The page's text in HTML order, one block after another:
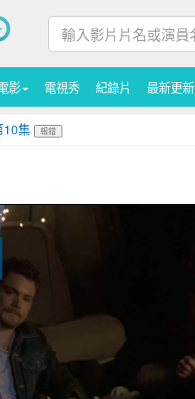
影 電視秀 紀錄片 最新更新
10集 報錯